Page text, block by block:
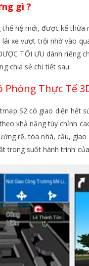
gì ?
hệ mới, được kế
xe vượt trội nhờ vào
TỐI ƯU dành
chia sẻ chi tiết sau:
Thực Tế
S2 có giao diện hết
khả năng tùy chỉnh
rẽ, tòa nhà, cầu,
trong suốt hành trình